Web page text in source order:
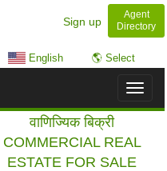
Sign up
Agent
Directory
English 🌎 Select
Toggle
वाणिज्यिक बिक्री
COMMERCIAL REAL
ESTATE FOR SALE